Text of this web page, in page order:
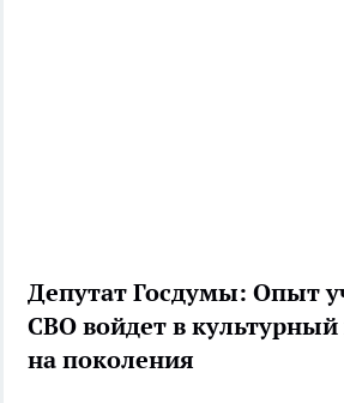
Депутат Госдумы: Опыт
СВО войдет в культурный
на поколения